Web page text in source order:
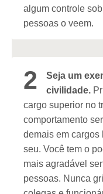
algum controle
pessoas o veem.
2
Seja um
civilidade.
cargo superior no
comportamento
demais em
seu. Você tem o
mais agradável
pessoas. Nunca